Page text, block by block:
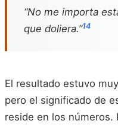
“No me importa
que doliera.”14
El resultado estuvo
pero el significado de
reside en los